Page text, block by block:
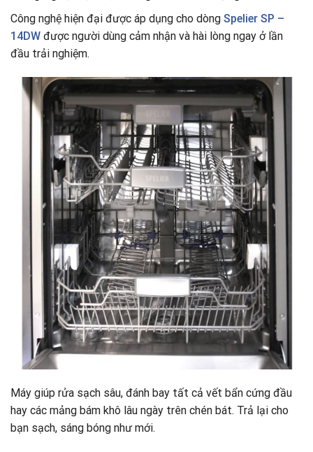
Công nghệ hiện đại được áp dụng cho dòng Spelier SP –
14DW được người dùng cảm nhận và hài lòng ngay ở lần
đầu trải nghiệm.
Máy giúp rửa sạch sâu, đánh bay tất cả vết bẩn cứng đầu
hay các mảng bám khô lâu ngày trên chén bát. Trả lại cho
bạn sạch, sáng bóng như mới.